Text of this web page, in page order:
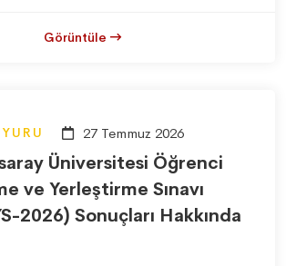
Görüntüle
27 Temmuz 2026
Üniversitesi Öğrenci
ve Yerleştirme Sınavı
2026) Sonuçları Hakkında